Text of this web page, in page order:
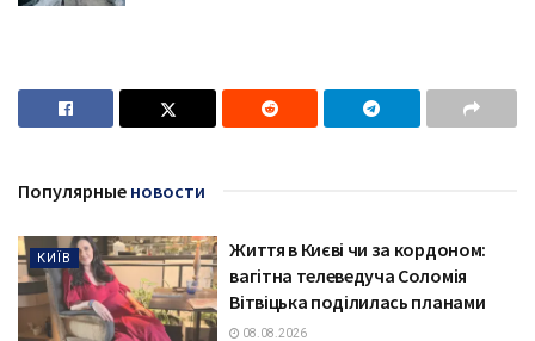
Популярные новости
КИЇВ
Життя в Києві чи за кордоном:
вагітна телеведуча Соломія
Вітвіцька поділилась планами
08.08.2026